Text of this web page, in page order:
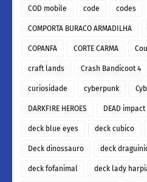
COD mobile code codes
COMPORTA BURACO ARMADILHA
COPANFA CORTE CARMA
craft lands Crash Bandicoot 4
curiosidade cyberpunk
DARKFIRE HEROES DEAD impact
deck blue eyes deck cubico
Deck dinossauro deck
deck fofanimal deck lady